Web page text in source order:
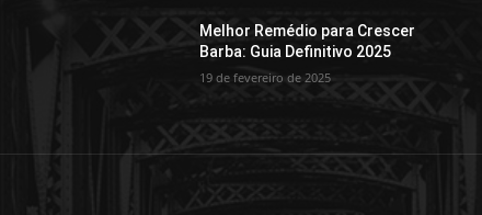
Melhor Remédio para Crescer
Barba: Guia Definitivo 2025
19 de fevereiro de 2025